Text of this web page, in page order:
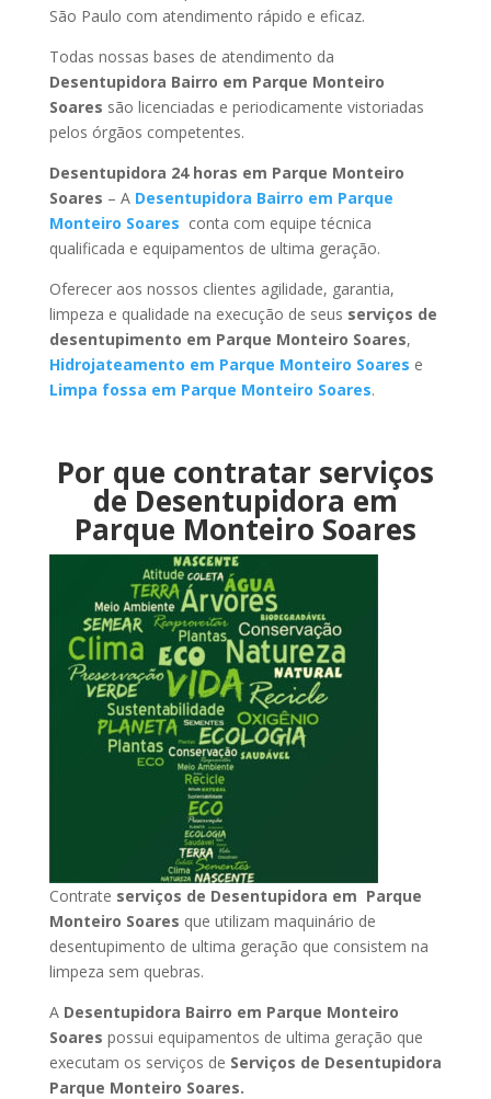
São Paulo com atendimento rápido e eficaz.
Todas nossas bases de atendimento da
Desentupidora Bairro em Parque Monteiro
Soares são licenciadas e periodicamente vistoriadas
pelos órgãos competentes.
Desentupidora 24 horas em Parque Monteiro
Soares – A Desentupidora Bairro em Parque
Monteiro Soares conta com equipe técnica
qualificada e equipamentos de ultima geração.
Oferecer aos nossos clientes agilidade, garantia,
limpeza e qualidade na execução de seus serviços de
desentupimento em Parque Monteiro Soares,
Hidrojateamento em Parque Monteiro Soares e
Limpa fossa em Parque Monteiro Soares.
Por que contratar serviços
de Desentupidora em
Parque Monteiro Soares
Contrate serviços de Desentupidora em Parque
Monteiro Soares que utilizam maquinário de
desentupimento de ultima geração que consistem na
limpeza sem quebras.
A Desentupidora Bairro em Parque Monteiro
Soares possui equipamentos de ultima geração que
executam os serviços de Serviços de Desentupidora
Parque Monteiro Soares.